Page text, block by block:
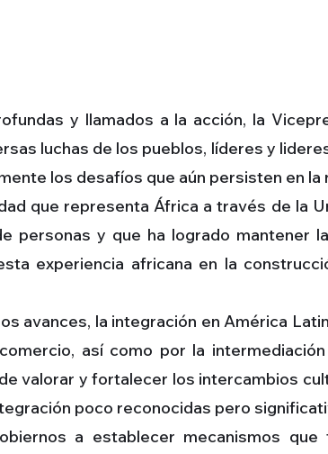
y llamados a la acción, la
luchas de los pueblos, líderes y
los desafíos que aún persisten en la
que representa África a través de la
personas y que ha logrado mantener
experiencia africana en la
avances, la integración en América
así como por la
valorar y fortalecer los intercambios
poco reconocidas pero
a establecer mecanismos